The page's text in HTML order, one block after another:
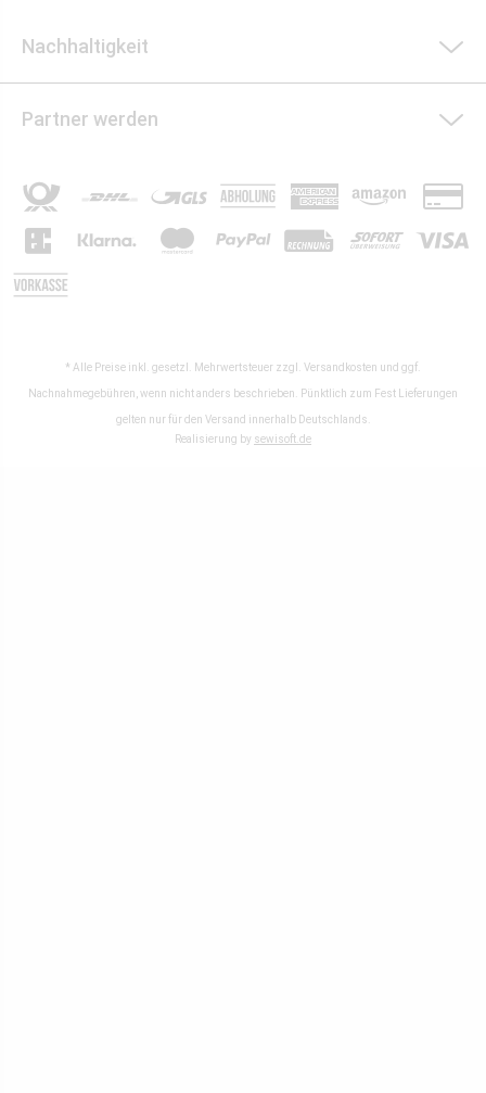
Nachhaltigkeit
Partner werden
* Alle Preise inkl. gesetzl. Mehrwertsteuer zzgl. Versandkosten und ggf.
Nachnahmegebühren, wenn nicht anders beschrieben. Pünktlich zum Fest Lieferungen
gelten nur für den Versand innerhalb Deutschlands.
Realisierung by sewisoft.de